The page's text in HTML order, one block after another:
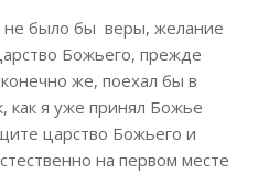
не было бы веры, желание
Божьего, прежде
же, поехал бы в
как я уже принял Божье
царство Божьего и
на первом месте